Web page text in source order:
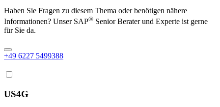
Haben Sie Fragen zu diesem Thema oder benötigen nähere
Informationen? Unser SAP® Senior Berater und Experte ist gerne
für Sie da.
+49 6227 5499388
US4G